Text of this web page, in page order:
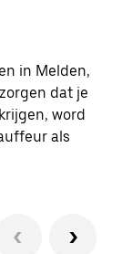
in Melden,
dat je
word
als